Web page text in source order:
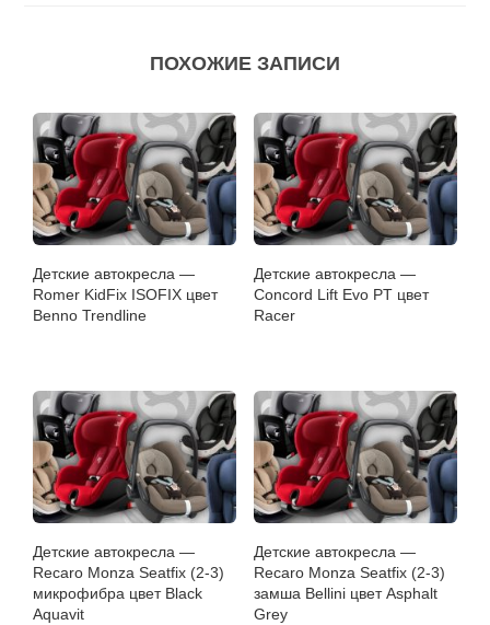
ПОХОЖИЕ ЗАПИСИ
Детские автокресла —
Romer KidFix ISOFIX цвет
Benno Trendline
Детские автокресла —
Concord Lift Evo PT цвет
Racer
Детские автокресла —
Recaro Monza Seatfix (2-3)
микрофибра цвет Black
Aquavit
Детские автокресла —
Recaro Monza Seatfix (2-3)
замша Bellini цвет Asphalt
Grey